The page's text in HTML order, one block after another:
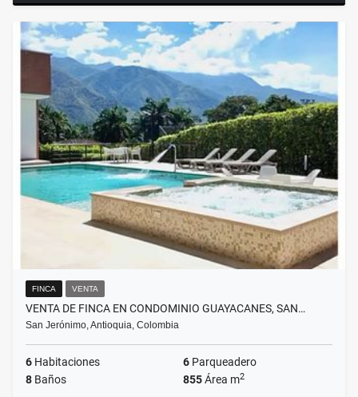
FINCA VENTA
VENTA DE FINCA EN CONDOMINIO GUAYACANES, SAN…
San Jerónimo, Antioquia, Colombia
6 Habitaciones 6 Parqueadero
8 Baños 855Área m2